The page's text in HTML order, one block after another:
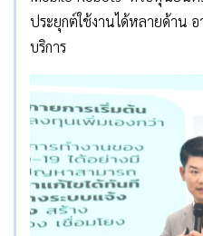
ประยุกต์ใช้งานได้หลายด้าน
บริการ